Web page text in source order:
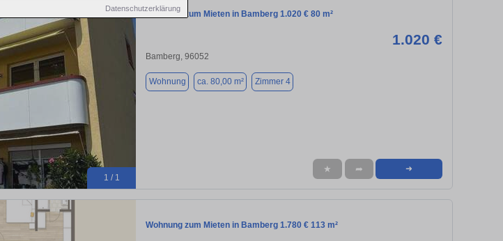
Datenschutzerklärung
1 / 1
Wohnung zum Mieten in Bamberg 1.020 € 80 m²
1.020 €
Bamberg, 96052
Wohnung ca. 80,00 m² Zimmer 4
★ ➦ ➜
Wohnung zum Mieten in Bamberg 1.780 € 113 m²